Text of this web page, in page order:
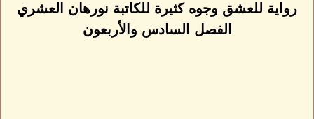
رواية للعشق وجوه كثيرة للكاتبة نورهان العشري
الفصل السادس والأربعون